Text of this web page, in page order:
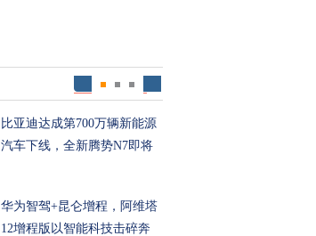
比亚迪达成第700万辆新能源
汽车下线，全新腾势N7即将
华为智驾+昆仑增程，阿维塔
12增程版以智能科技击碎奔